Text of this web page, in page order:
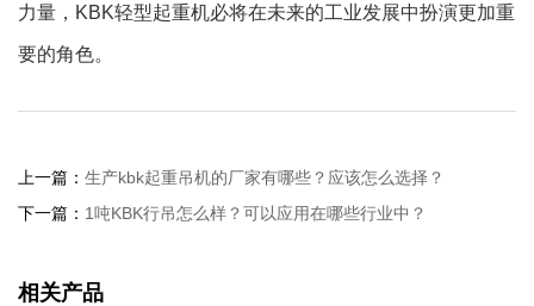
力量，KBK轻型起重机必将在未来的工业发展中扮演更加重
要的角色。
上一篇： 生产kbk起重吊机的厂家有哪些？应该怎么选择？
下一篇： 1吨KBK行吊怎么样？可以应用在哪些行业中？
相关产品